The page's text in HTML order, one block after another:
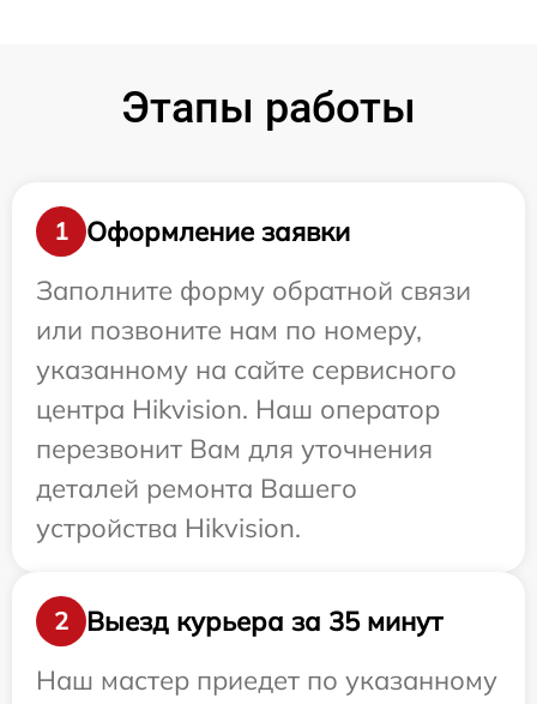
Этапы работы
1
Оформление заявки
Заполните форму обратной связи
или позвоните нам по номеру,
указанному на сайте сервисного
центра Hikvision. Наш оператор
перезвонит Вам для уточнения
деталей ремонта Вашего
устройства Hikvision.
2
Выезд курьера за 35 минут
Наш мастер приедет по указанному